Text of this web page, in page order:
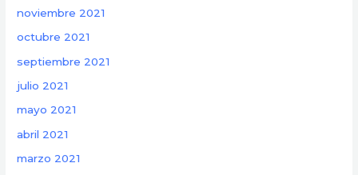
noviembre 2021
octubre 2021
septiembre 2021
julio 2021
mayo 2021
abril 2021
marzo 2021